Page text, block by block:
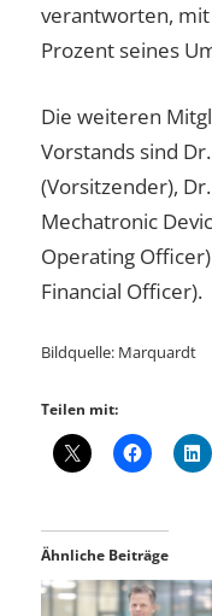
verantworten,
Prozent seines
Die weiteren
Vorstands sind
(Vorsitzender),
Mechatronic
Operating
Financial Officer).
Bildquelle: Marquardt
Teilen mit:
Ähnliche Beiträge